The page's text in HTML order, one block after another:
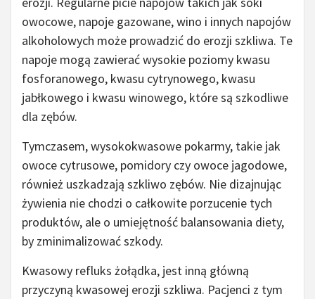
owocowe, napoje gazowane, wino i innych napojów
alkoholowych może prowadzić do erozji szkliwa. Te
napoje mogą zawierać wysokie poziomy kwasu
fosforanowego, kwasu cytrynowego, kwasu
jabłkowego i kwasu winowego, które są szkodliwe
dla zębów.
Tymczasem, wysokokwasowe pokarmy, takie jak
owoce cytrusowe, pomidory czy owoce jagodowe,
również uszkadzają szkliwo zębów. Nie dizajnując
żywienia nie chodzi o całkowite porzucenie tych
produktów, ale o umiejętność balansowania diety,
by zminimalizować szkody.
Kwasowy refluks żołądka, jest inną główną
przyczyną kwasowej erozji szkliwa. Pacjenci z tym